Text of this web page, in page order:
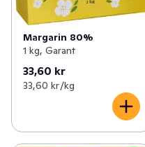
Margarin 80%
1 kg, Garant
33,60 kr
33,60 kr /kg